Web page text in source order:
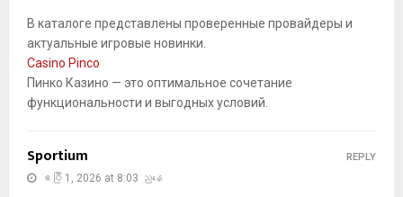
В каталоге представлены проверенные провайдеры и
актуальные игровые новинки.
Casino Pinco
Пинко Казино — это оптимальное сочетание
функциональности и выгодных условий.
Sportium
ဧပြီ 1, 2026 at 8:03 ညနေ
REPLY